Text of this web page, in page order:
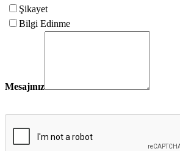
Şikayet
Bilgi Edinme
Mesajınız